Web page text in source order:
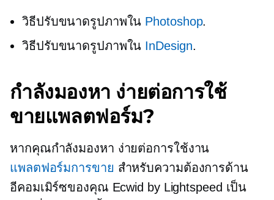
วิธีปรับขนาดรูปภาพใน Photoshop.
วิธีปรับขนาดรูปภาพใน InDesign.
กำลังมองหา ง่ายต่อการใช้
ขายแพลตฟอร์ม?
หากคุณกำลังมองหา ง่ายต่อการใช้งาน
แพลตฟอร์มการขาย สำหรับความต้องการด้าน
อีคอมเมิร์ซของคุณ Ecwid by Lightspeed เป็น